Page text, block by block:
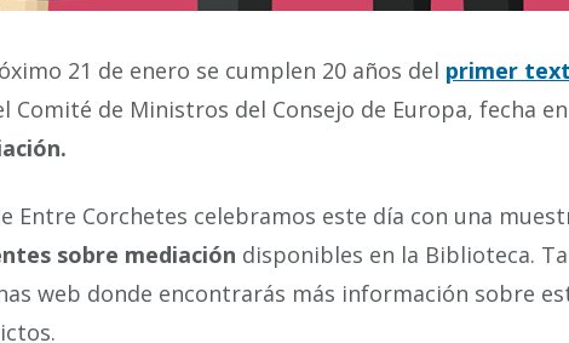
21 de enero se cumplen 20 años del primer
Comité de Ministros del Consejo de Europa, fecha
Entre Corchetes celebramos este día con una
sobre mediación disponibles en la Biblioteca.
web donde encontrarás más información sobre